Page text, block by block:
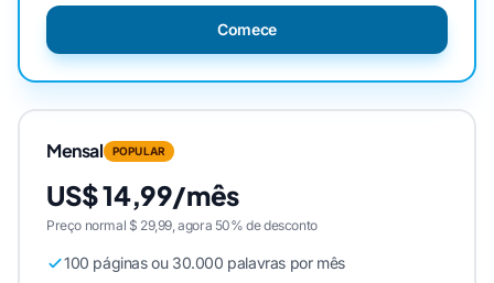
Comece
Mensal POPULAR
US$ 14,99/mês
Preço normal $ 29,99, agora 50% de desconto
100 páginas ou 30.000 palavras por mês